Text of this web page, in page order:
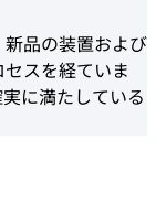
品の装置および
スを経ていま
に満たしている